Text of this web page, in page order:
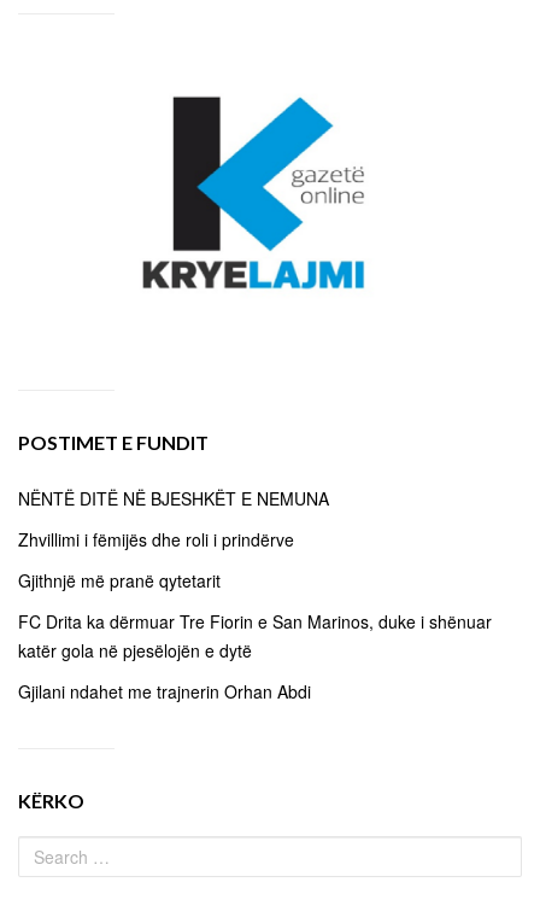
POSTIMET E FUNDIT
NËNTË DITË NË BJESHKËT E NEMUNA
Zhvillimi i fëmijës dhe roli i prindërve
Gjithnjë më pranë qytetarit
FC Drita ka dërmuar Tre Fiorin e San Marinos, duke i shënuar
katër gola në pjesëlojën e dytë
Gjilani ndahet me trajnerin Orhan Abdi
KËRKO